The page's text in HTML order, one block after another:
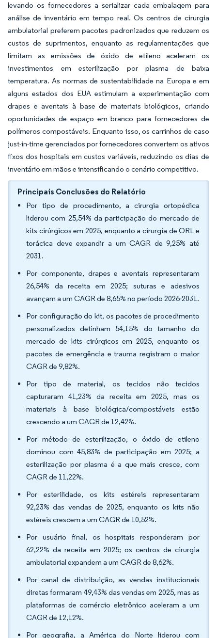
levando os fornecedores a serializar cada embalagem para
análise de inventário em tempo real. Os centros de cirurgia
ambulatorial preferem pacotes padronizados que reduzem os
custos de suprimentos, enquanto as regulamentações que
limitam as emissões de óxido de etileno aceleram os
investimentos em esterilização por plasma de baixa
temperatura. As normas de sustentabilidade na Europa e em
alguns estados dos EUA estimulam a experimentação com
drapes e aventais à base de materiais biológicos, criando
oportunidades de espaço em branco para fornecedores de
polímeros compostáveis. Enquanto isso, os carrinhos de caso
just-in-time gerenciados por fornecedores convertem os ativos
fixos dos hospitais em custos variáveis, reduzindo os dias de
inventário em mãos e intensificando o cenário competitivo.
Principais Conclusões do Relatório
Por tipo de procedimento, a cirurgia ortopédica
liderou com 25,54% da participação do mercado de
kits cirúrgicos em 2025, enquanto a cirurgia de ORL e
torácica deve expandir a um CAGR de 9,25% até
2031.
Por componente, drapes e aventais representaram
26,54% da receita em 2025; suturas e adesivos
avançam a um CAGR de 8,65% no período 2026-2031.
Por configuração do kit, os pacotes de procedimento
personalizados detinham 54,15% do tamanho do
mercado de kits cirúrgicos em 2025, enquanto os
pacotes de emergência e trauma registram o maior
CAGR de 9,82%.
Por tipo de material, os tecidos não tecidos
capturaram 41,23% da receita em 2025, mas os
materiais à base biológica/compostáveis estão
crescendo a um CAGR de 12,42%.
Por método de esterilização, o óxido de etileno
dominou com 45,83% de participação em 2025; a
esterilização por plasma é a que mais cresce, com
CAGR de 11,22%.
Por esterilidade, os kits estéreis representaram
92,23% das vendas de 2025, enquanto os kits não
estéreis crescem a um CAGR de 10,52%.
Por usuário final, os hospitais responderam por
62,22% da receita em 2025; os centros de cirurgia
ambulatorial expandem a um CAGR de 8,62%.
Por canal de distribuição, as vendas institucionais
diretas formaram 49,43% das vendas em 2025, mas as
plataformas de comércio eletrônico aceleram a um
CAGR de 12,12%.
Por geografia, a América do Norte liderou com